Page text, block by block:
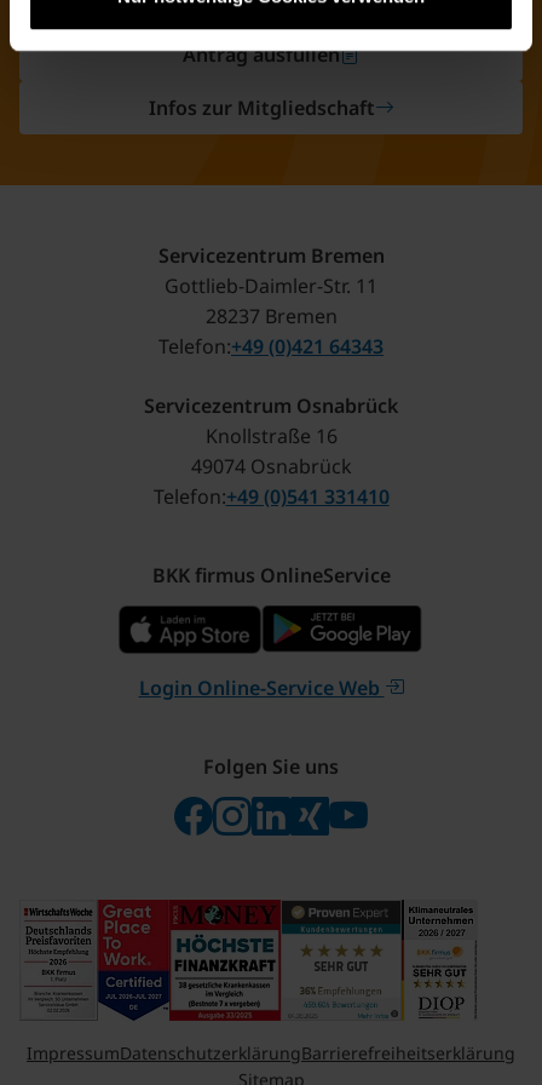
Antrag ausfüllen
Infos zur Mitgliedschaft
Servicezentrum Bremen
Gottlieb-Daimler-Str. 11
28237 Bremen
Telefon +49 (0)421 64343
Servicezentrum Osnabrück
Knollstraße 16
49074 Osnabrück
Telefon +49 (0)541 331410
BKK firmus OnlineService
Login Online-Service Web
Folgen Sie uns
Folgen Sie uns auf Facebook
Folgen Sie uns auf Instagram
Besuchen Sie uns bei
Besuchen Sie uns bei
Besuchen Sie uns
ImpressumDatenschutzerklärungBarrierefreiheitserklärung
Sitemap